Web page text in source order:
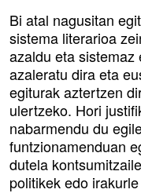
Bi atal nagusitan
sistema literarioa
azaldu eta
azaleratu dira eta
egiturak aztertzen
ulertzeko. Hori
nabarmendu du
funtzionamenduan
dutela
politikek edo